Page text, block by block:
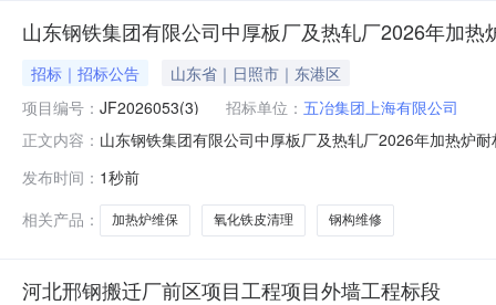
山东钢铁集团有限公司中厚板厂及热轧厂2026年加
招标｜招标公告
山东省｜日照市｜东港区
项目编号： JF2026053(3) 招标单位： 五冶集团上海有限公司
正文内容： 山东钢铁集团有限公司中厚板厂及热轧厂2026年加热炉
座加热炉耐材类设备设施维修，加热炉烧嘴维修及更换
清理、炉体耐材维修、烟道维修、
发布时间： 1秒前
相关产品：
加热炉维保 氧化铁皮清理 钢构维修
河北邢钢搬迁厂前区项目工程项目外墙工程标段